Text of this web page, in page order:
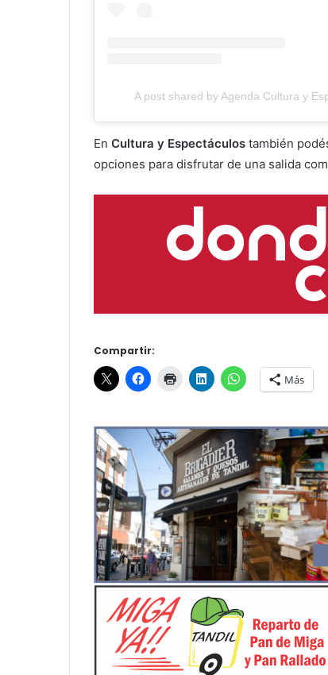
A post shared by Agenda Cultura y
En Cultura y Espectáculos también
opciones para disfrutar de una salida
Compartir:
Más